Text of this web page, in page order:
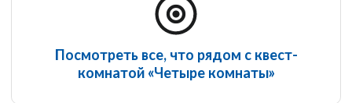
Посмотреть все, что рядом с квест-
комнатой «Четыре комнаты»